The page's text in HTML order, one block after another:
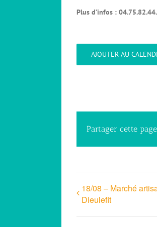
Plus d’infos :
AJOUTER AU
Partager cette page
18/08 – Marché
Dieulefit